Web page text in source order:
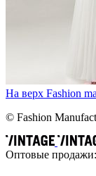
На верх Fashion
© Fashion
Оптовые